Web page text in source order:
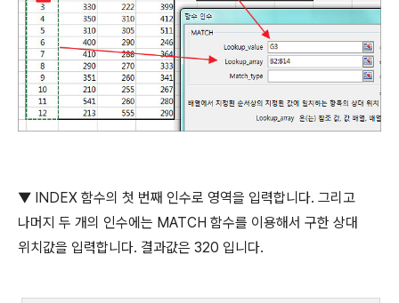
▼ INDEX 함수의 첫 번째 인수로 영역을 입력합니다. 그리고
나머지 두 개의 인수에는 MATCH 함수를 이용해서 구한 상대
위치값을 입력합니다. 결과값은 320 입니다.